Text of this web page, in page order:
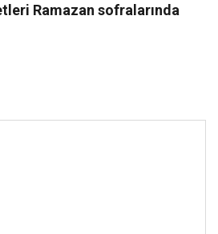
Ramazan sofralarında